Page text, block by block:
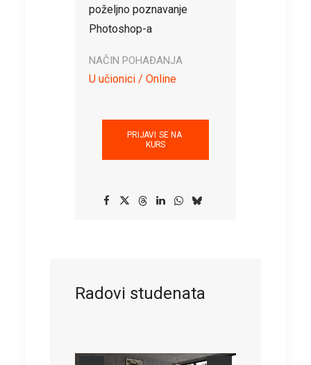
poželjno poznavanje
Photoshop-a
NAČIN POHAĐANJA
U učionici / Online
PRIJAVI SE NA
KURS
Radovi studenata